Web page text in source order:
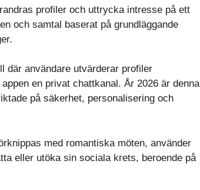
profiler och uttrycka intresse på ett
och samtal baserat på grundläggande
där användare utvärderar profiler
en privat chattkanal. År 2026 är denna
på säkerhet, personalisering och
med romantiska möten, använder
eller utöka sin sociala krets, beroende på